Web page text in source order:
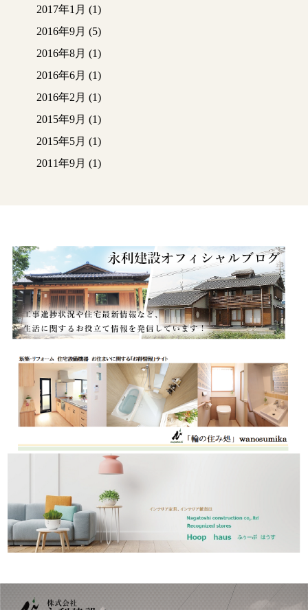
2017年1月 (1)
2016年9月 (5)
2016年8月 (1)
2016年6月 (1)
2016年2月 (1)
2015年9月 (1)
2015年5月 (1)
2011年9月 (1)